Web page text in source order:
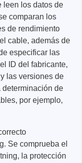
leen los datos de
comparan los
de rendimiento
cable, además de
especificar las
ID del fabricante,
las versiones de
determinación de
por ejemplo,
Se comprueba el
la protección